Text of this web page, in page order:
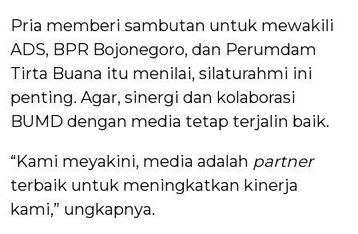
Pria memberi sambutan untuk mewakili
ADS, BPR Bojonegoro, dan Perumdam
Tirta Buana itu menilai, silaturahmi ini
penting. Agar, sinergi dan kolaborasi
BUMD dengan media tetap terjalin baik.
“Kami meyakini, media adalah partner
terbaik untuk meningkatkan kinerja
kami,” ungkapnya.